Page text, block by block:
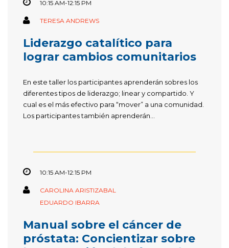
10:15 AM-12:15 PM
TERESA ANDREWS
Liderazgo catalítico para
lograr cambios comunitarios
En este taller los participantes aprenderán sobres los
diferentes tipos de liderazgo; linear y compartido. Y
cual es el más efectivo para “mover” a una comunidad.
Los participantes también aprenderán...
10:15 AM-12:15 PM
CAROLINA ARISTIZABAL
EDUARDO IBARRA
Manual sobre el cáncer de
próstata: Concientizar sobre